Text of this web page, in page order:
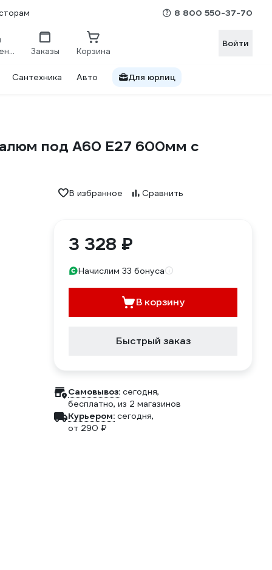
8 800 550-37-70
Сравнение Заказы Корзина
Войти
Сантехника Авто Для юрлиц
алюм под А60 Е27 600мм с
В избранное Сравнить
3 328 ₽
Начислим 33 бонуса
В корзину
Быстрый заказ
Самовывоз: сегодня,
бесплатно, из 2 магазинов
Курьером: сегодня,
от 290 ₽